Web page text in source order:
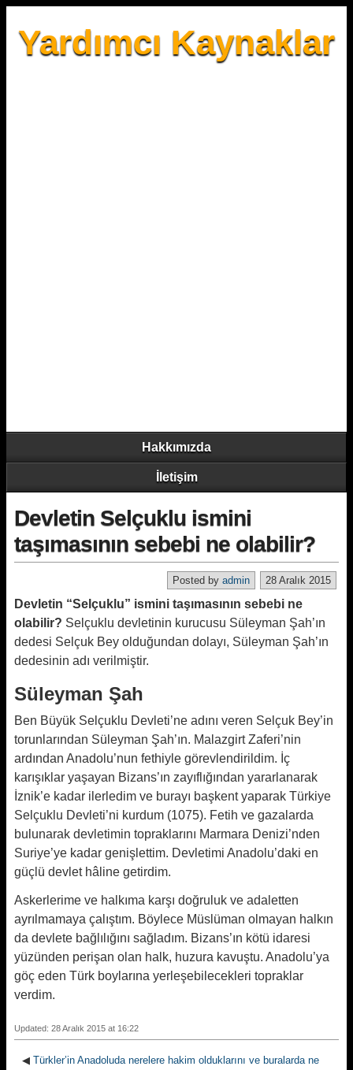
Yardımcı Kaynaklar
Hakkımızda
İletişim
Devletin Selçuklu ismini
taşımasının sebebi ne olabilir?
28 Aralık 2015
Posted by admin
Devletin “Selçuklu” ismini taşımasının sebebi ne
olabilir? Selçuklu devletinin kurucusu Süleyman Şah’ın
dedesi Selçuk Bey olduğundan dolayı, Süleyman Şah’ın
dedesinin adı verilmiştir.
Süleyman Şah
Ben Büyük Selçuklu Devleti’ne adını veren Selçuk Bey’in
torunlarından Süleyman Şah’ın. Malazgirt Zaferi’nin
ardından Anadolu’nun fethiyle görevlendirildim. İç
karışıklar yaşayan Bizans’ın zayıflığından yararlanarak
İznik’e kadar ilerledim ve burayı başkent yaparak Türkiye
Selçuklu Devleti’ni kurdum (1075). Fetih ve gazalarda
bulunarak devletimin topraklarını Marmara Denizi’nden
Suriye’ye kadar genişlettim. Devletimi Anadolu’daki en
güçlü devlet hâline getirdim.
Askerlerime ve halkıma karşı doğruluk ve adaletten
ayrılmamaya çalıştım. Böylece Müslüman olmayan halkın
da devlete bağlılığını sağladım. Bizans’ın kötü idaresi
yüzünden perişan olan halk, huzura kavuştu. Anadolu’ya
göç eden Türk boylarına yerleşebilecekleri topraklar
verdim.
Updated: 28 Aralık 2015 at 16:22
◀ Türkler’in Anadoluda nerelere hakim olduklarını ve buralarda ne